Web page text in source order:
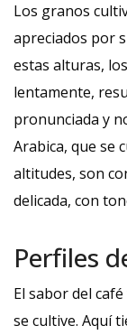
Los granos
apreciados por
estas alturas,
lentamente,
pronunciada y
Arabica, que se
altitudes, son
delicada, con
Perfiles
El sabor del
se cultive. Aquí